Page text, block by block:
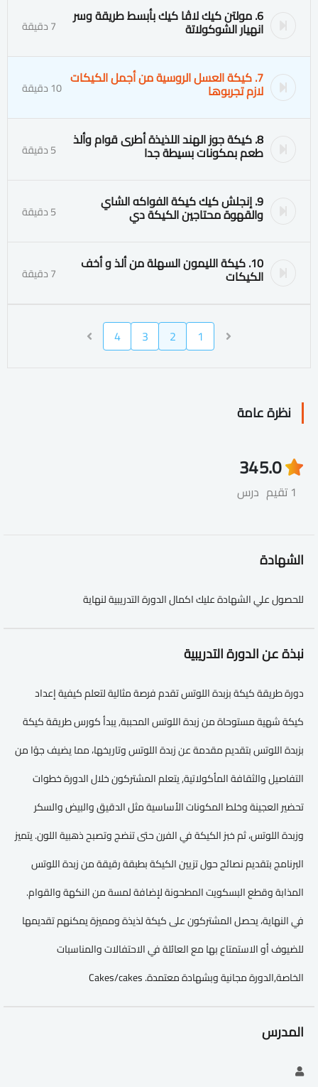
6. مولتن كيك لاڤا كيك بأبسط طريقة وسر
انهيار الشوكولاتة 7 دقيقة
7. كيكة العسل الروسية من أجمل الكيكات
لازم تجربوها 10 دقيقة
8. كيكة جوز الهند اللذيذة أطرى قوام وألذ
طعم بمكونات بسيطة جدا 5 دقيقة
9. إنجلش كيك كيكة الفواكه الشاي
والقهوة محتاجين الكيكة دي 5 دقيقة
10. كيكة الليمون السهلة من ألذ و أخف
الكيكات 7 دقيقة
1
2
3
4
نظرة عامة
5.0
1 تقيم
34
درس
الشهادة
للحصول علي الشهادة عليك اكمال الدورة التدريبية لنهاية
نبذة عن الدورة التدريبية
دورة طريقة كيكة بزبدة اللوتس تقدم فرصة مثالية لتعلم كيفية إعداد
كيكة شهية مستوحاة من زبدة اللوتس المحببة, يبدأ كورس طريقة كيكة
بزبدة اللوتس بتقديم مقدمة عن زبدة اللوتس وتاريخها، مما يضيف جوًا من
التفاصيل والثقافة المأكولاتية, يتعلم المشتركون خلال الدورة خطوات
تحضير العجينة وخلط المكونات الأساسية مثل الدقيق والبيض والسكر
وزبدة اللوتس، ثم خبز الكيكة في الفرن حتى تنضج وتصبح ذهبية اللون. يتميز
البرنامج بتقديم نصائح حول تزيين الكيكة بطبقة رقيقة من زبدة اللوتس
المذابة وقطع البسكويت المطحونة لإضافة لمسة من النكهة والقوام.
في النهاية، يحصل المشتركون على كيكة لذيذة ومميزة يمكنهم تقديمها
للضيوف أو الاستمتاع بها مع العائلة في الاحتفالات والمناسبات
الخاصة,الدورة مجانية وبشهادة معتمدة. Cakes/cakes
المدرس